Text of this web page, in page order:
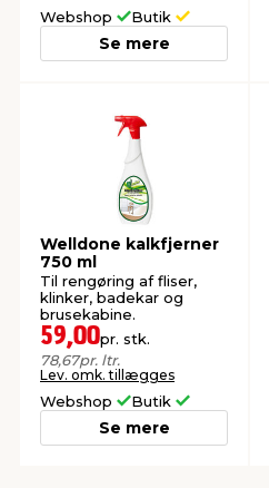
Webshop Butik
Se mere
Welldone kalkfjerner
750 ml
Til rengøring af fliser,
klinker, badekar og
brusekabine.
59,00pr. stk.
78,67pr. ltr.
Lev. omk. tillægges
Webshop Butik
Se mere